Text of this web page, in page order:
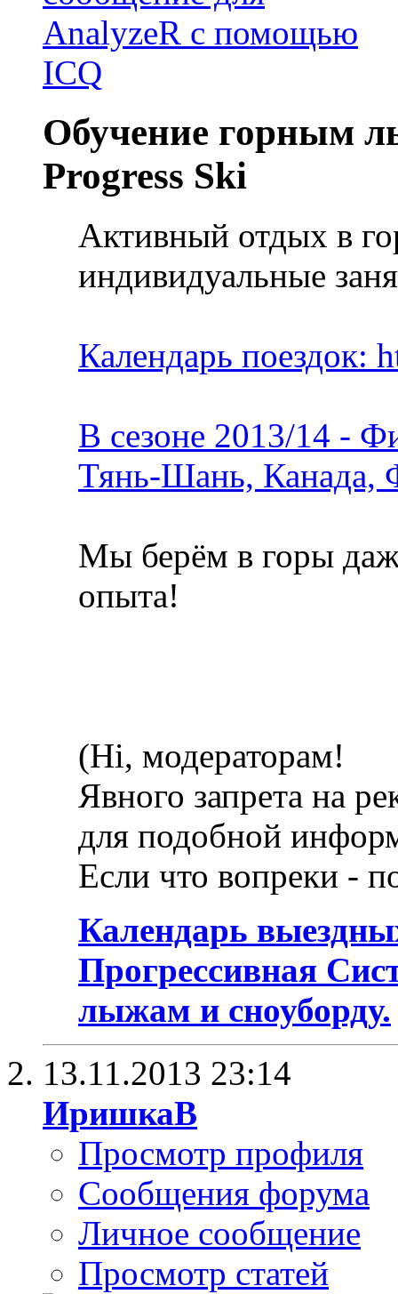
Обучение горным
Progress Ski
Активный отдых в
индивидуальные
Календарь поездок:
В сезоне 2013/14 -
Тянь-Шань, Канада,
Мы берём в горы
опыта!
(Hi, модераторам!
Явного запрета на
для подобной
Если что вопреки -
Календарь
Прогрессивная
лыжам и сноуборду.
13.11.2013 23:14
ИришкаВ
Просмотр профиля
Сообщения форума
Личное сообщение
Просмотр статей